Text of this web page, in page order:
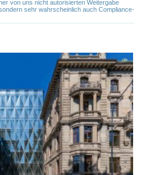
von uns nicht autorisierten Weitergabe
sehr wahrscheinlich auch Compliance-